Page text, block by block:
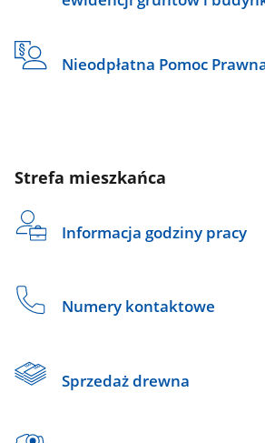
Nieodpłatna Pomoc
Strefa mieszkańca
Informacja godziny pracy
Numery kontaktowe
Sprzedaż drewna